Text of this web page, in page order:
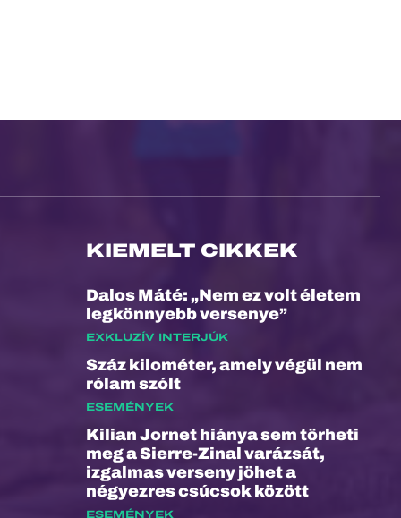
KIEMELT CIKKEK
Dalos Máté: „Nem ez volt életem
legkönnyebb versenye”
EXKLUZÍV INTERJÚK
Száz kilométer, amely végül nem
rólam szólt
ESEMÉNYEK
Kilian Jornet hiánya sem törheti
meg a Sierre-Zinal varázsát,
izgalmas verseny jöhet a
négyezres csúcsok között